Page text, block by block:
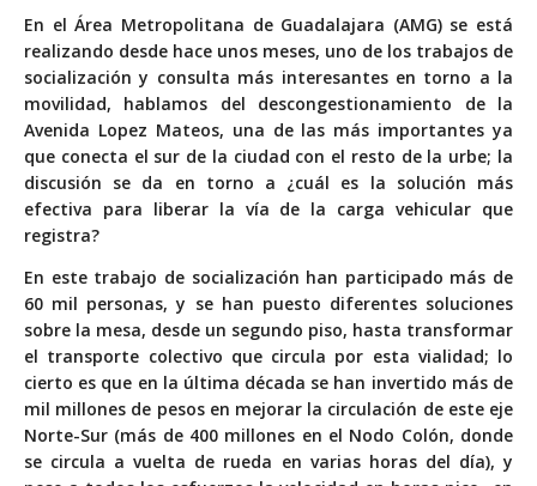
En el Área Metropolitana de Guadalajara (AMG) se está
realizando desde hace unos meses, uno de los trabajos de
socialización y consulta más interesantes en torno a la
movilidad, hablamos del descongestionamiento de la
Avenida Lopez Mateos, una de las más importantes ya
que conecta el sur de la ciudad con el resto de la urbe; la
discusión se da en torno a ¿cuál es la solución más
efectiva para liberar la vía de la carga vehicular que
registra?
En este trabajo de socialización han participado más de
60 mil personas, y se han puesto diferentes soluciones
sobre la mesa, desde un segundo piso, hasta transformar
el transporte colectivo que circula por esta vialidad; lo
cierto es que en la última década se han invertido más de
mil millones de pesos en mejorar la circulación de este eje
Norte-Sur (más de 400 millones en el Nodo Colón, donde
se circula a vuelta de rueda en varias horas del día), y